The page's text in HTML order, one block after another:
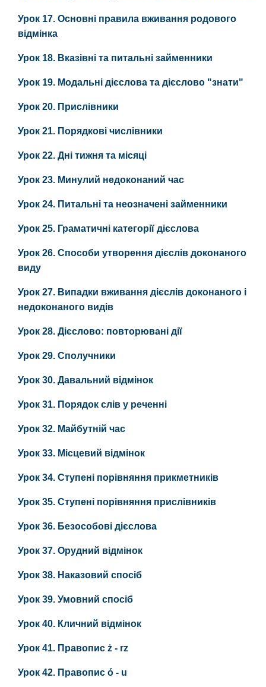
Урок 17. Основні правила вживання родового
відмінка
Урок 18. Вказівні та питальні займенники
Урок 19. Модальні дієслова та дієслово "знати"
Урок 20. Прислівники
Урок 21. Порядкові числівники
Урок 22. Дні тижня та місяці
Урок 23. Минулий недоконаний час
Урок 24. Питальні та неозначені займенники
Урок 25. Граматичні категорії дієслова
Урок 26. Способи утворення дієслів доконаного
виду
Урок 27. Випадки вживання дієслів доконаного і
недоконаного видів
Урок 28. Дієслово: повторювані дії
Урок 29. Сполучники
Урок 30. Давальний відмінок
Урок 31. Порядок слів у реченні
Урок 32. Майбутній час
Урок 33. Місцевий відмінок
Урок 34. Ступені порівняння прикметників
Урок 35. Ступені порівняння прислівників
Урок 36. Безособові дієслова
Урок 37. Орудний відмінок
Урок 38. Наказовий спосіб
Урок 39. Умовний спосіб
Урок 40. Кличний відмінок
Урок 41. Правопис ż - rz
Урок 42. Правопис ó - u